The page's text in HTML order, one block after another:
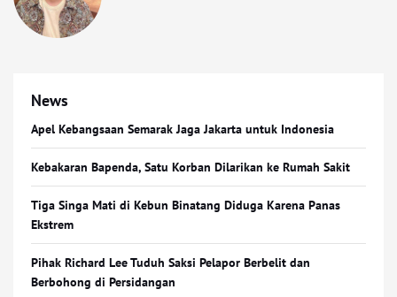
News
Apel Kebangsaan Semarak Jaga Jakarta untuk Indonesia
Kebakaran Bapenda, Satu Korban Dilarikan ke Rumah Sakit
Tiga Singa Mati di Kebun Binatang Diduga Karena Panas
Ekstrem
Pihak Richard Lee Tuduh Saksi Pelapor Berbelit dan
Berbohong di Persidangan